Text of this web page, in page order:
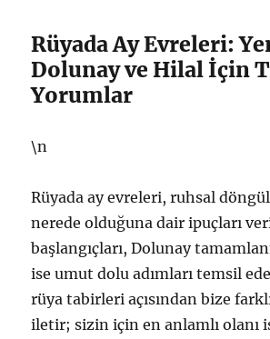
Rüyada Ay Evreleri:
Dolunay ve Hilal İçin
Yorumlar
\n
Rüyada ay evreleri, ruhsal
nerede olduğuna dair ipuçları
başlangıçları, Dolunay
ise umut dolu adımları temsil
rüya tabirleri açısından bize
iletir; sizin için en anlamlı olanı